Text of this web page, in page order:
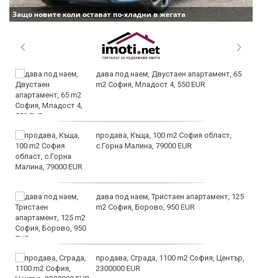
Защо новите коли остават по-хладни в жегата
дава под наем, Двустаен апартамент, 65
m2 София, Младост 4, 550 EUR
продава, Къща, 100 m2 София област,
с.Горна Малина, 79000 EUR
дава под наем, Тристаен апартамент, 125
m2 София, Борово, 950 EUR
продава, Сграда, 1100 m2 София, Център,
2300000 EUR